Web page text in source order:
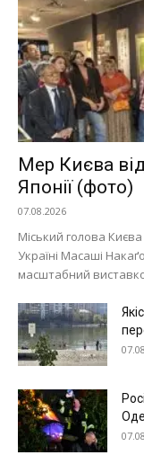
Мер Києва
Японії (фото)
07.08.2026
Міський голова Києва
Україні Масаші
масштабний